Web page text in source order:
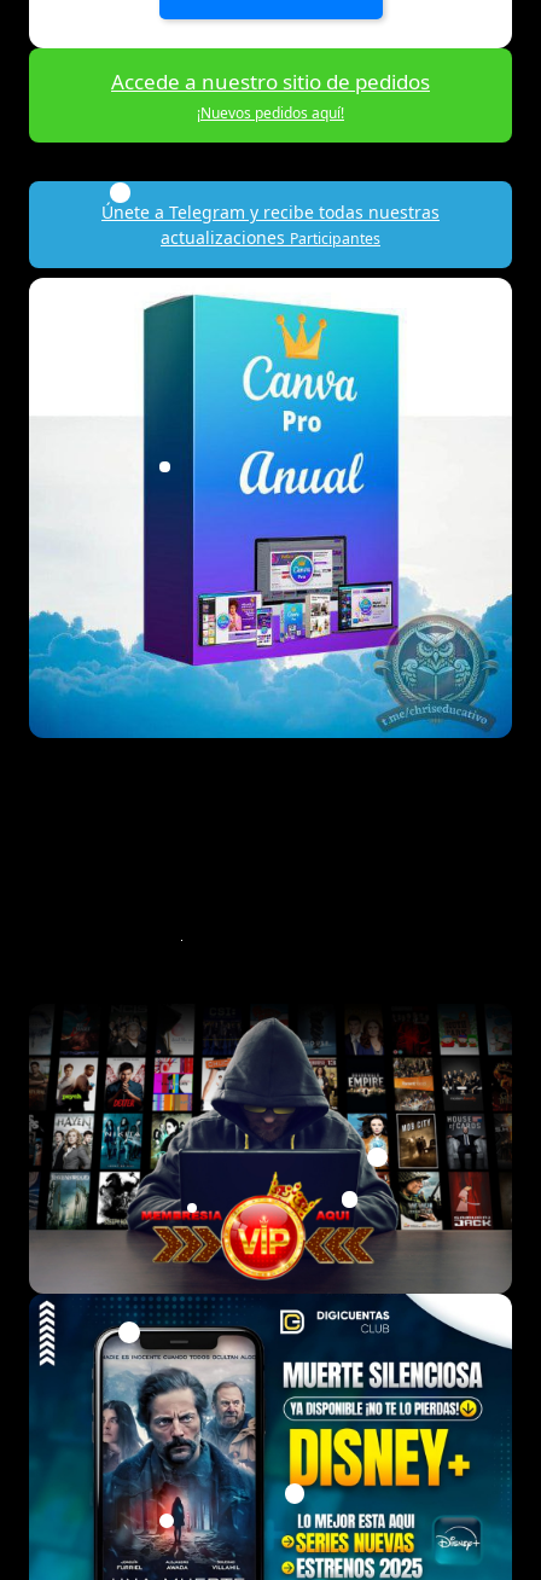
Accede a nuestro sitio de pedidos
¡Nuevos pedidos aquí!
Únete a Telegram y recibe todas nuestras
actualizaciones Participantes